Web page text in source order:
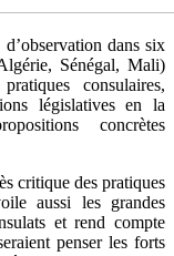
dans six
Sénégal, Mali)
consulaires,
législatives en la
concrètes
critique des pratiques
aussi les grandes
et rend compte
penser les forts